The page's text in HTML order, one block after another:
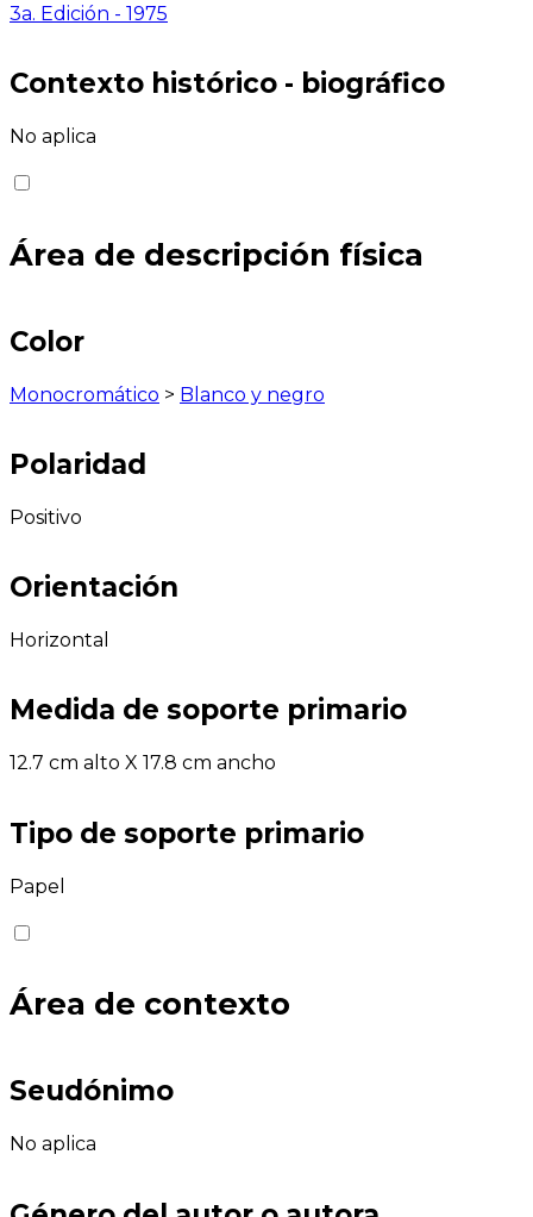
3a. Edición - 1975
Contexto histórico - biográfico
No aplica
Área de descripción física
Color
Monocromático > Blanco y negro
Polaridad
Positivo
Orientación
Horizontal
Medida de soporte primario
12.7 cm alto X 17.8 cm ancho
Tipo de soporte primario
Papel
Área de contexto
Seudónimo
No aplica